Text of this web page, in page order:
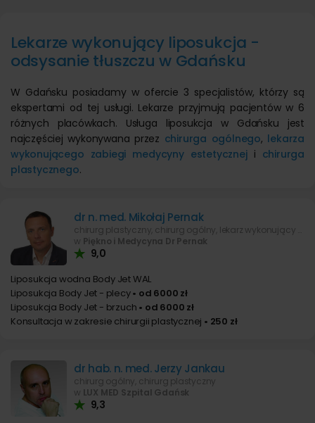
Lekarze wykonujący liposukcja -
odsysanie tłuszczu w Gdańsku
W Gdańsku posiadamy w ofercie 3 specjalistów, którzy są
ekspertami od tej usługi. Lekarze przyjmują pacjentów w 6
różnych placówkach. Usługa liposukcja w Gdańsku jest
najczęściej wykonywana przez chirurga ogólnego, lekarza
wykonującego zabiegi medycyny estetyczneji chirurga
plastycznego.
dr n. med. Mikołaj Pernak
w Piękno i Medycyna Dr Pernak
9,0
Liposukcja wodna Body Jet WAL
Liposukcja Body Jet - plecy• od 6000 zł
Liposukcja Body Jet - brzuch • od 6000 zł
Konsultacja w zakresie chirurgii plastycznej • 250 zł
dr hab. n. med. Jerzy Jankau
chirurg ogólny, chirurg plastyczny
w LUX MED Szpital Gdańsk
9,3